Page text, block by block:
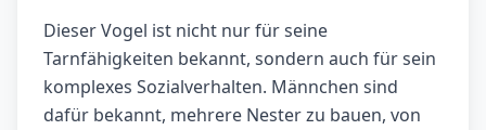
Dieser Vogel ist nicht nur für seine
Tarnfähigkeiten bekannt, sondern auch für sein
komplexes Sozialverhalten. Männchen sind
dafür bekannt, mehrere Nester zu bauen, von